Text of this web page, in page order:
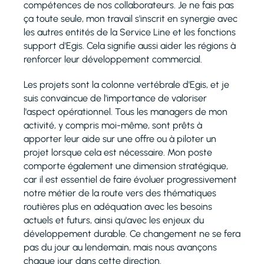
compétences de nos collaborateurs. Je ne fais pas
ça toute seule, mon travail s'inscrit en synergie avec
les autres entités de la Service Line et les fonctions
support d'Egis. Cela signifie aussi aider les régions à
renforcer leur développement commercial.
Les projets sont la colonne vertébrale d'Egis, et je
suis convaincue de l'importance de valoriser
l'aspect opérationnel. Tous les managers de mon
activité, y compris moi-même, sont prêts à
apporter leur aide sur une offre ou à piloter un
projet lorsque cela est nécessaire. Mon poste
comporte également une dimension stratégique,
car il est essentiel de faire évoluer progressivement
notre métier de la route vers des thématiques
routières plus en adéquation avec les besoins
actuels et futurs, ainsi qu'avec les enjeux du
développement durable. Ce changement ne se fera
pas du jour au lendemain, mais nous avançons
chaque jour dans cette direction.